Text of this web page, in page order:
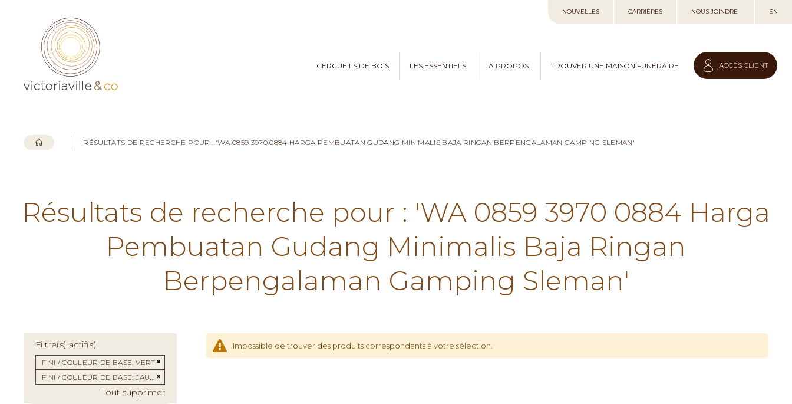
au
NOUVELLES CARRIÈRES NOUS JOINDRE EN
CERCUEILS DE BOIS LES ESSENTIELS À PROPOS TROUVER UNE MAISON FUNÉRAIRE ACCÈS CLIENT
RÉSULTATS DE RECHERCHE POUR : 'WA 0859 3970 0884 HARGA PEMBUATAN GUDANG MINIMALIS BAJA RINGAN BERPENGALAMAN GAMPING SLEMAN'
Résultats de recherche pour : 'WA 0859 3970 0884 Harga
Pembuatan Gudang Minimalis Baja Ringan
Berpengalaman Gamping Sleman'
Impossible de trouver des produits correspondants à votre sélection.
Filtre(s) actif(s)
FINI / COULEUR DE BASE VERT
Supprimer cet Élément
FINI / COULEUR DE BASE JAUNE
Tout supprimer